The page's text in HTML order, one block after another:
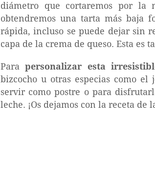
diámetro que cortaremos por la
obtendremos una tarta más baja
rápida, incluso se puede dejar sin
capa de la crema de queso. Esta
Parapersonalizar esta
bizcocho u otras especias como
servir como postre o para
leche. ¡Os dejamos con la receta de